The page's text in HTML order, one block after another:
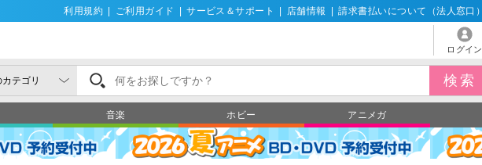
利用規約 ご利用ガイド サービス＆サポート 店舗情報 請求書払いについて（法人窓口）
ログイン
音楽 ホビー アニメガ